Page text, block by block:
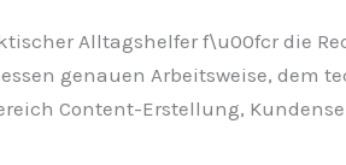
Alltagshelfer f\u00fcr die
genauen Arbeitsweise, dem
Content-Erstellung,